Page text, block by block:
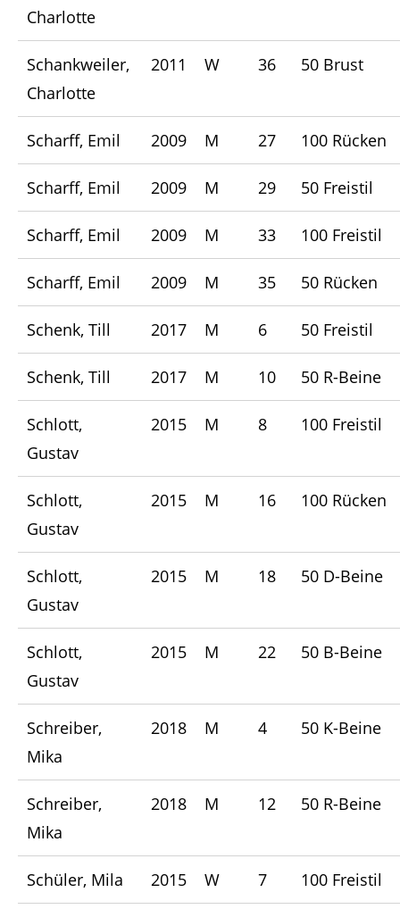
Charlotte
Schankweiler,
Charlotte
2011 W 36 50 Brust
Scharff, Emil 2009 M 27 100 Rücken
Scharff, Emil 2009 M 29 50 Freistil
Scharff, Emil 2009 M 33 100 Freistil
Scharff, Emil 2009 M 35 50 Rücken
Schenk, Till 2017 M 6 50 Freistil
Schenk, Till 2017 M 10 50 R-Beine
Schlott,
Gustav
2015 M 8 100 Freistil
Schlott,
Gustav
2015 M 16 100 Rücken
Schlott,
Gustav
2015 M 18 50 D-Beine
Schlott,
Gustav
2015 M 22 50 B-Beine
Schreiber,
Mika
2018 M 4 50 K-Beine
Schreiber,
Mika
2018 M 12 50 R-Beine
Schüler, Mila 2015 W 7 100 Freistil